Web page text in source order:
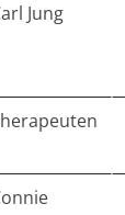
Jung